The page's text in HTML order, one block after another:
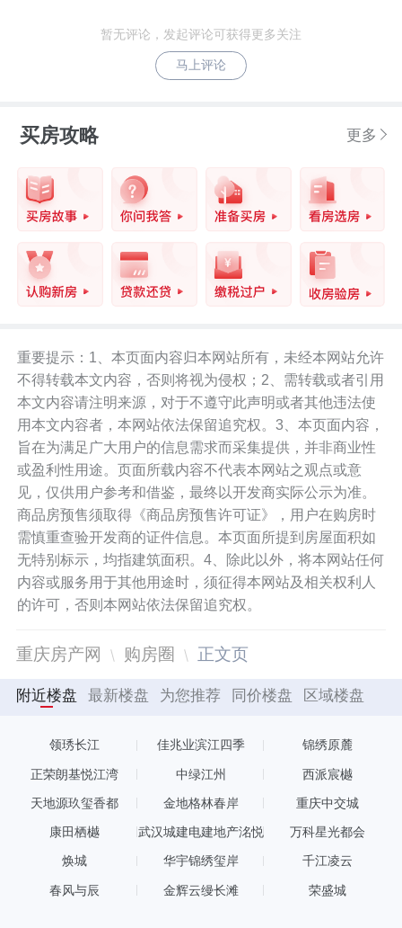
暂无评论，发起评论可获得更多关注
马上评论
买房攻略 更多
重要提示：1、本页面内容归本网站所有，未经本网站允许
不得转载本文内容，否则将视为侵权；2、需转载或者引用
本文内容请注明来源，对于不遵守此声明或者其他违法使
用本文内容者，本网站依法保留追究权。3、本页面内容，
旨在为满足广大用户的信息需求而采集提供，并非商业性
或盈利性用途。页面所载内容不代表本网站之观点或意
见，仅供用户参考和借鉴，最终以开发商实际公示为准。
商品房预售须取得《商品房预售许可证》，用户在购房时
需慎重查验开发商的证件信息。本页面所提到房屋面积如
无特别标示，均指建筑面积。4、除此以外，将本网站任何
内容或服务用于其他用途时，须征得本网站及相关权利人
的许可，否则本网站依法保留追究权。
重庆房产网 购房圈 正文页
附近楼盘 最新楼盘 为您推荐 同价楼盘 区域楼盘
领琇长江 佳兆业滨江四季 锦绣原麓
正荣朗基悦江湾 中绿江州 西派宸樾
天地源玖玺香都 金地格林春岸 重庆中交城
康田栖樾
武汉城建电建地产洺悦
万科星光都会
焕城 华宇锦绣玺岸 千江凌云
春风与辰 金辉云缦长滩 荣盛城